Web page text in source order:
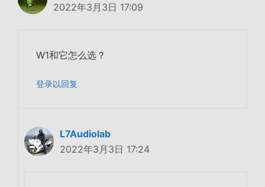
2022年3月3日 17:09
W1和它怎么选？
登录以回复
L7Audiolab
2022年3月3日 17:24